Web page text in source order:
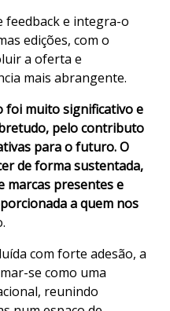
feedback e integra-o
edições, com o
a oferta e
mais abrangente.
foi muito significativo e
pelo contributo
para o futuro. O
de forma sustentada,
marcas presentes e
a quem nos
com forte adesão, a
se como uma
reunindo